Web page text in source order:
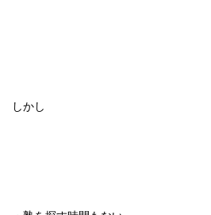
しかし